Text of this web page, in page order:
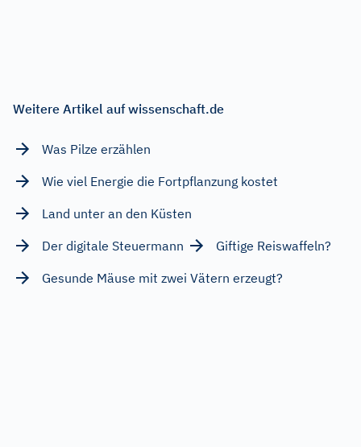
Weitere Artikel auf wissenschaft.de
Was Pilze erzählen
Wie viel Energie die Fortpflanzung kostet
Land unter an den Küsten
Der digitale Steuermann
Giftige Reiswaffeln?
Gesunde Mäuse mit zwei Vätern erzeugt?